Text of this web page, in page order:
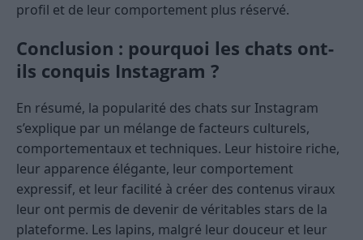
profil et de leur comportement plus réservé.
Conclusion : pourquoi les chats ont-
ils conquis Instagram ?
En résumé, la popularité des chats sur Instagram
s’explique par un mélange de facteurs culturels,
comportementaux et techniques. Leur histoire riche,
leur apparence élégante, leur comportement
expressif, et leur facilité à créer des contenus viraux
leur ont permis de devenir de véritables stars de la
plateforme. Les lapins, malgré leur douceur et leur